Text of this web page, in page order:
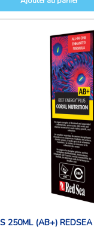
250ML (AB+) REDSEA